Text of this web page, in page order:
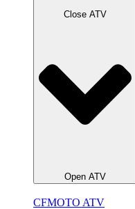
Close ATV
Open ATV
CFMOTO ATV